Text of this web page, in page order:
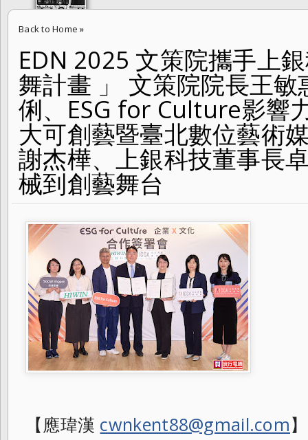
Back to Home »
EDN 2025 文策院攜手上銀科技開啟「人機共舞計畫 」 文策院院長王
Culture影響力中心主任李又芳、大可創藝暨臺北數位藝術媒合平臺計
文恒 見證從精密機械到創藝舞台
EDN 2025 文策院攜手上
舞計畫 」 文策院院長王
俐、ESG for Culture影響
大可創藝暨臺北數位藝術
謝杰樺、上銀科技董事長
械到創藝舞台
【應瑋漢 cwnkent88@gmail.com